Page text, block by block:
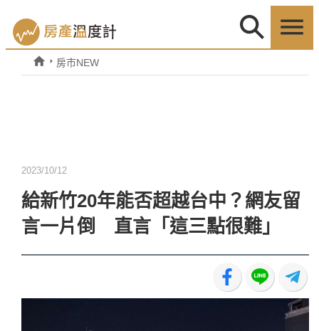
房市NEW
2023/10/12
給新竹20年能否超越台中？網友留
言一片倒 直言「這三點很難」